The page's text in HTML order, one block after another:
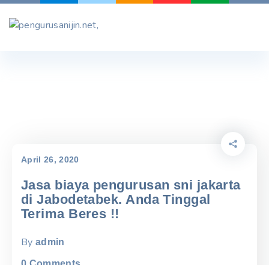
Skip
April 26, 2020
Jasa biaya pengurusan sni jakarta
di Jabodetabek. Anda Tinggal
Terima Beres !!
By admin